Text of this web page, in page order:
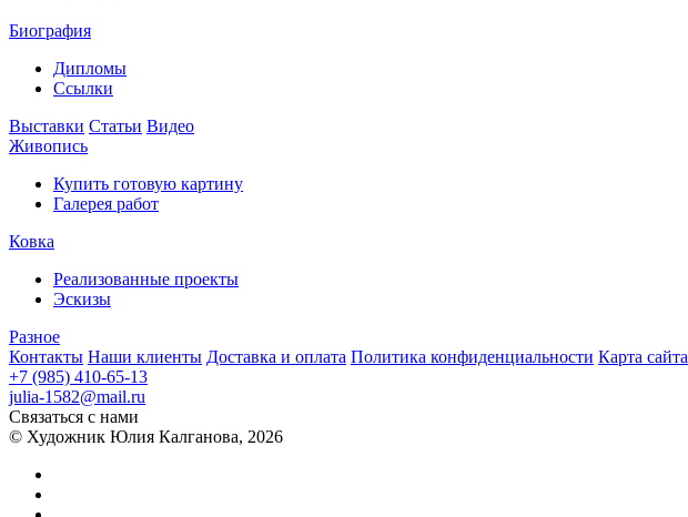
Биография
Дипломы
Ссылки
Выставки Статьи Видео
Живопись
Купить готовую картину
Галерея работ
Ковка
Реализованные проекты
Эскизы
Разное
Контакты Наши клиенты Доставка и оплата Политика конфиденциальности Карта сайта
+7 (985) 410-65-13
julia-1582@mail.ru
Связаться с нами
© Художник Юлия Калганова, 2026